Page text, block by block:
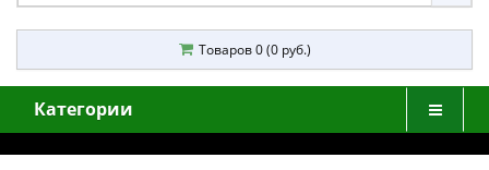
Товаров 0 (0 руб.)
Категории